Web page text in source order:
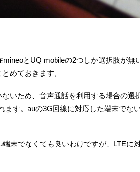
とUQ mobileの2つしか選択肢が無
めておきます。
いため、音声通話を利用する場合の選
ます。auの3G回線に対応した端末でな
末でなくても良いわけですが、LTEに